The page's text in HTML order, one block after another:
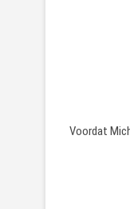
Voordat